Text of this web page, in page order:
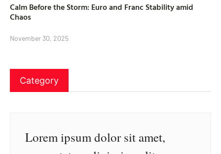
Calm Before the Storm: Euro and Franc Stability amid
Chaos
November 30, 2025
Category
Lorem ipsum dolor sit amet,